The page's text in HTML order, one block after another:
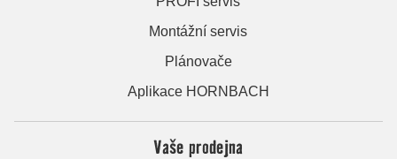
Montážní servis
Plánovače
Aplikace HORNBACH
Vaše prodejna